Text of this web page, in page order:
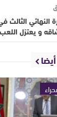
النهائي
و يعتزل